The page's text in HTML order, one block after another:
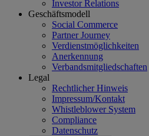
Investor Relations
Geschäftsmodell
Social Commerce
Partner Journey
Verdienstmöglichkeiten
Anerkennung
Verbandsmitgliedschaften
Legal
Rechtlicher Hinweis
Impressum/Kontakt
Whistleblower System
Compliance
Datenschutz